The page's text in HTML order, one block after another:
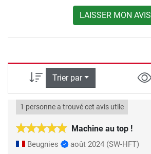
LAISSER MON AVIS
Trier par
Machine au top !
1 personne a trouvé cet avis utile
Beugnies août 2024 (SW-HFT)